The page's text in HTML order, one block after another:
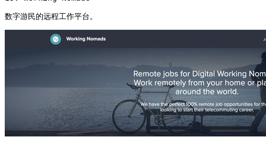
数字游民的远程工作平台。